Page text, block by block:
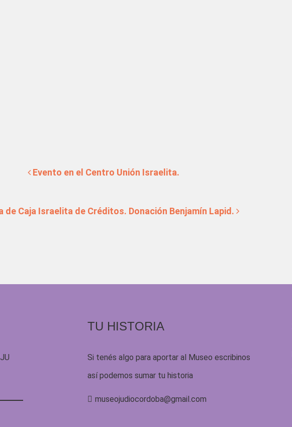
Evento en el Centro Unión Israelita.
de Caja Israelita de Créditos. Donación Benjamín Lapid.
TU HISTORIA
Si tenés algo para aportar al Museo escribinos
así podemos sumar tu historia
museojudiocordoba@gmail.com